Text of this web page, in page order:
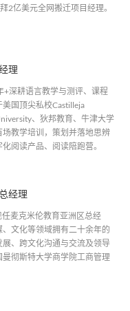
2亿美元全网搬迁项目经理。
理
+深耕语言教学与测评、课程
国顶尖私校Castilleja
、狄邦教育、牛津大学
教学培训，策划并落地思辨
阅读产品、阅读陪跑营。
经理
麦克米伦教育亚洲区总经
文化等领域拥有二十余年的
、跨文化沟通与交流及领导
彻斯特大学商学院工商管理